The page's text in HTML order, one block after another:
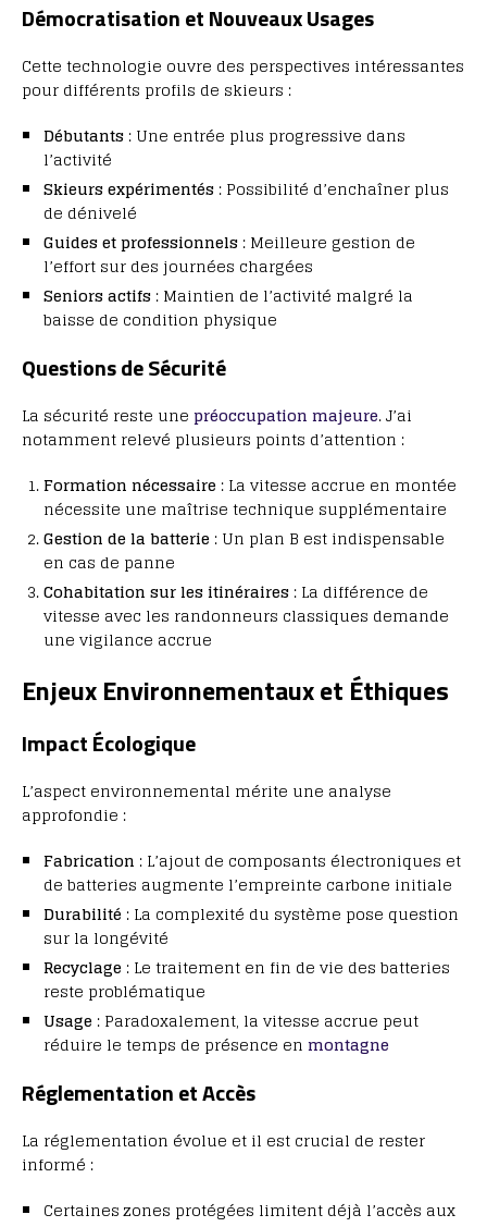
Démocratisation et Nouveaux Usages
Cette technologie ouvre des perspectives intéressantes
pour différents profils de skieurs :
Débutants : Une entrée plus progressive dans
l’activité
Skieurs expérimentés : Possibilité d’enchaîner plus
de dénivelé
Guides et professionnels : Meilleure gestion de
l’effort sur des journées chargées
Seniors actifs : Maintien de l’activité malgré la
baisse de condition physique
Questions de Sécurité
La sécurité reste une préoccupation majeure. J’ai
notamment relevé plusieurs points d’attention :
Formation nécessaire : La vitesse accrue en montée
nécessite une maîtrise technique supplémentaire
Gestion de la batterie : Un plan B est indispensable
en cas de panne
Cohabitation sur les itinéraires : La différence de
vitesse avec les randonneurs classiques demande
une vigilance accrue
Enjeux Environnementaux et Éthiques
Impact Écologique
L’aspect environnemental mérite une analyse
approfondie :
Fabrication : L’ajout de composants électroniques et
de batteries augmente l’empreinte carbone initiale
Durabilité : La complexité du système pose question
sur la longévité
Recyclage : Le traitement en fin de vie des batteries
reste problématique
Usage : Paradoxalement, la vitesse accrue peut
réduire le temps de présence en montagne
Réglementation et Accès
La réglementation évolue et il est crucial de rester
informé :
Certaines zones protégées limitent déjà l’accès aux